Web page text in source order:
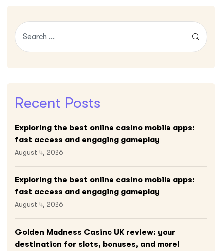
Recent Posts
Exploring the best online casino mobile apps:
fast access and engaging gameplay
August 4, 2026
Exploring the best online casino mobile apps:
fast access and engaging gameplay
August 4, 2026
Golden Madness Casino UK review: your
destination for slots, bonuses, and more!